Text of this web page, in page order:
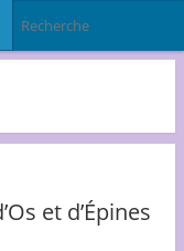
et d’Épines